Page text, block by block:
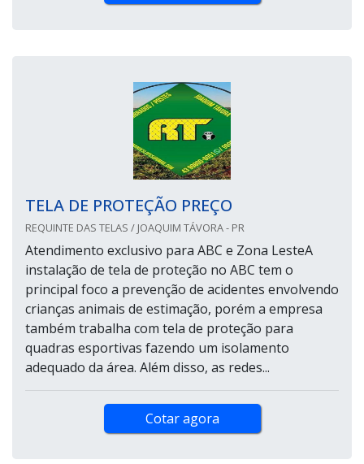
TELA DE PROTEÇÃO PREÇO
REQUINTE DAS TELAS / JOAQUIM TÁVORA - PR
Atendimento exclusivo para ABC e Zona LesteA
instalação de tela de proteção no ABC tem o
principal foco a prevenção de acidentes envolvendo
crianças animais de estimação, porém a empresa
também trabalha com tela de proteção para
quadras esportivas fazendo um isolamento
adequado da área. Além disso, as redes...
Cotar agora